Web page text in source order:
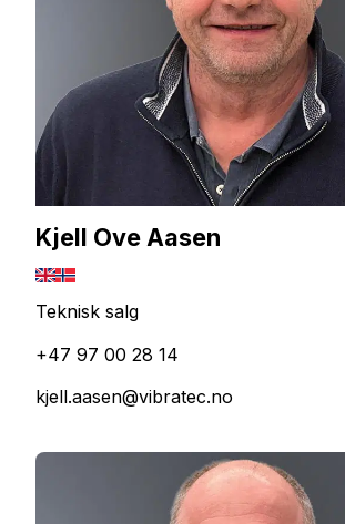
Kjell Ove Aasen
Teknisk salg
+47 97 00 28 14
kjell.aasen@vibratec.no